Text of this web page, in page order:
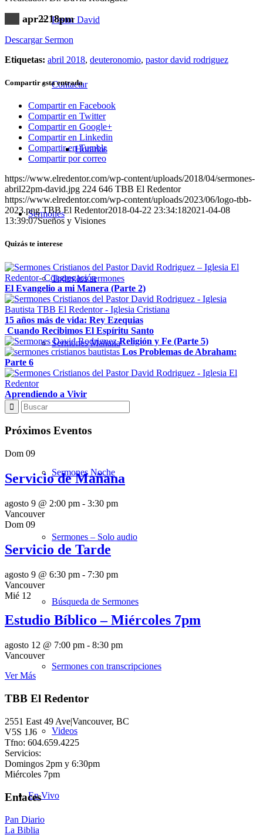
Pastor David
Contactar
Horarios
Sermones
Todos los sermones
Sermones Mañana
Sermones Noche
Sermones – Solo audio
Búsqueda de Sermones
Sermones con transcripciones
Videos
En Vivo
apr2218pm
Descargar Sermon
Etiquetas: abril 2018, deuteronomio, pastor david rodriguez
Compartir esta entrada
Compartir en Facebook
Compartir en Twitter
Compartir en Google+
Compartir en Linkedin
Compartir en Tumblr
Compartir por correo
https://www.elredentor.com/wp-content/uploads/2018/04/sermones-
abril22pm-david.jpg 224 646 TBB El Redentor
https://www.elredentor.com/wp-content/uploads/2023/06/logo-tbb-
2023.png TBB El Redentor2018-04-22 23:34:182021-04-08
13:39:07Sueños y Visiones
Quizás te interese
El Evangelio a mi Manera (Parte 2)
15 años más de vida: Rey Ezequias
Cuando Recibimos El Espíritu Santo
Religión y Fe (Parte 5)
Los Problemas de Abraham:
Parte 6
Aprendiendo a Vivir
Próximos Eventos
Dom 09
Servicio de Mañana
agosto 9 @ 2:00 pm - 3:30 pm
Vancouver
Dom 09
Servicio de Tarde
agosto 9 @ 6:30 pm - 7:30 pm
Vancouver
Mié 12
Estudio Bíblico – Miércoles 7pm
agosto 12 @ 7:00 pm - 8:30 pm
Vancouver
Ver Más
TBB El Redentor
2551 East 49 Ave|Vancouver, BC
V5S 1J6
Tfno: 604.659.4225
Servicios:
Domingos 2pm y 6:30pm
Miércoles 7pm
Enlaces
Pan Diario
La Biblia